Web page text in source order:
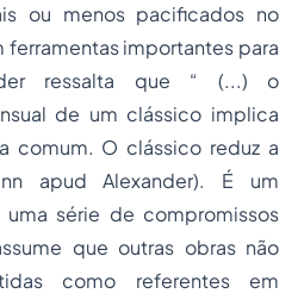
ou menos pacificados no
importantes para
ressalta que “ (...) o
de um clássico implica
comum. O clássico reduz a
apud Alexander). É um
série de compromissos
que outras obras não
como referentes em